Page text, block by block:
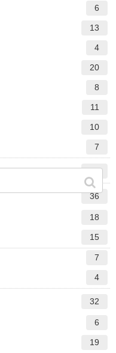
6
13
4
20
8
11
10
7
21
36
18
15
7
4
32
6
19